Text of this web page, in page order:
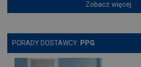
Zobacz więcej
PORADY DOSTAWCY: PPG